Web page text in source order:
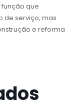
que
de serviço, mas
e reforma